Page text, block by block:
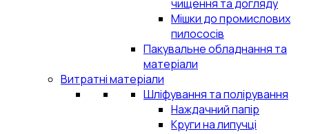
чищення та догляду
Мішки до промислових
пилососів
Пакувальне обладнання та
матеріали
Витратні матеріали
Шліфування та полірування
Наждачний папір
Круги на липучці